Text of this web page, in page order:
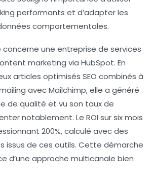
performants et d’adapter les
comportementales.
une entreprise de services
marketing via HubSpot. En
articles optimisés SEO combinés à
avec Mailchimp, elle a généré
de qualité et vu son taux de
notablement. Le ROI sur six mois
200%, calculé avec des
issus de ces outils. Cette démarche
d’une approche multicanale bien